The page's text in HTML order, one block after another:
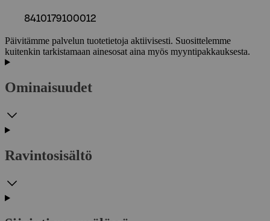
8410179100012
Päivitämme palvelun tuotetietoja aktiivisesti. Suosittelemme
kuitenkin tarkistamaan ainesosat aina myös myyntipakkauksesta.
Ominaisuudet
Ravintosisältö